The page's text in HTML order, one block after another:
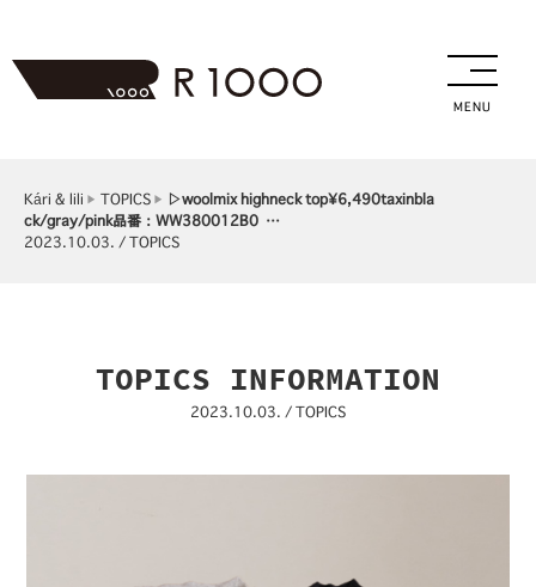
MENU
Kári & lili TOPICS
▷woolmix highneck top¥6,490taxinbla
ck/gray/pink品番：WW380012B0 …
2023.10.03. / TOPICS
TOPICS INFORMATION
2023.10.03. / TOPICS